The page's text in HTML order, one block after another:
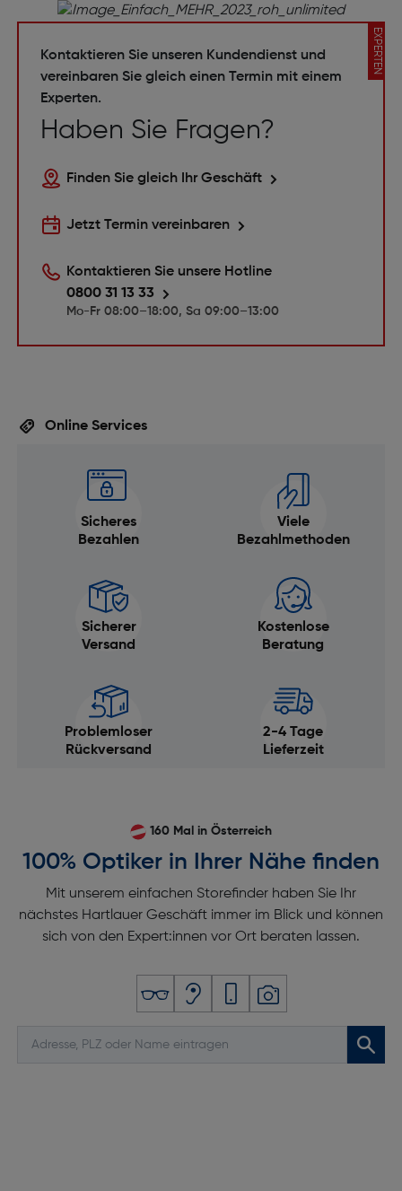
EXPERTEN
Kontaktieren Sie unseren Kundendienst und
vereinbaren Sie gleich einen Termin mit einem
Experten.
Haben Sie Fragen?
Finden Sie gleich Ihr Geschäft
Jetzt Termin vereinbaren
Kontaktieren Sie unsere Hotline
0800 31 13 33
Mo-Fr 08:00–18:00, Sa 09:00–13:00
Online Services
Sicheres
Bezahlen
Viele
Bezahlmethoden
Sicherer
Versand
Kostenlose
Beratung
Problemloser
Rückversand
2-4 Tage
Lieferzeit
160 Mal in Österreich
100% Optiker in Ihrer Nähe finden
Mit unserem einfachen Storefinder haben Sie Ihr
nächstes Hartlauer Geschäft immer im Blick und können
sich von den Expert:innen vor Ort beraten lassen.